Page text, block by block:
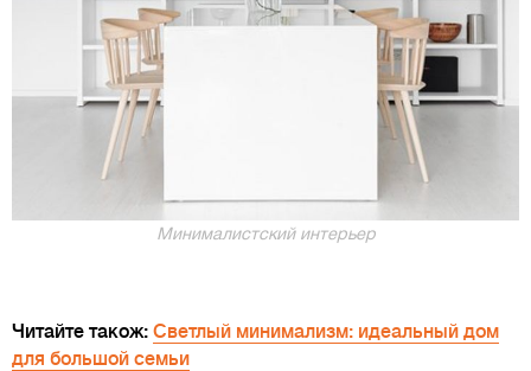
Минималистский интерьер
Читайте також: Светлый минимализм: идеальный дом
для большой семьи